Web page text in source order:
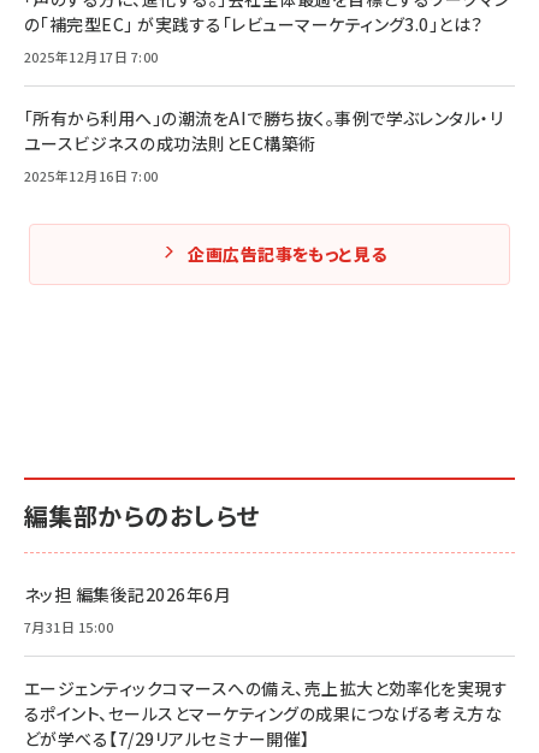
の「補完型EC」 が実践する「レビューマーケティング3.0」とは？
2025年12月17日 7:00
「所有から利用へ」の潮流をAIで勝ち抜く。事例で学ぶレンタル・リ
ユースビジネスの成功法則とEC構築術
2025年12月16日 7:00
企画広告記事をもっと見る
編集部からのおしらせ
ネッ担 編集後記2026年6月
7月31日 15:00
エージェンティックコマースへの備え、売上拡大と効率化を実現す
るポイント、セールスとマーケティングの成果につなげる考え方な
どが学べる【7/29リアルセミナー開催】